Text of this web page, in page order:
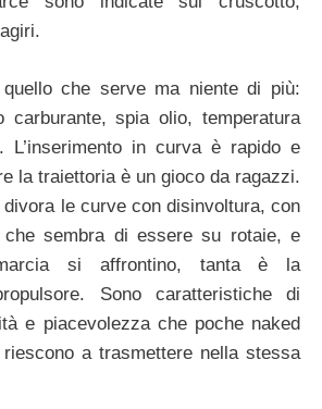
che serve ma niente di più:
carburante, spia olio, temperatura
L’inserimento in curva è rapido e
la traiettoria è un gioco da ragazzi.
le curve con disinvoltura, con
sembra di essere su rotaie, e
si affrontino, tanta è la
Sono caratteristiche di
e piacevolezza che poche naked
a trasmettere nella stessa